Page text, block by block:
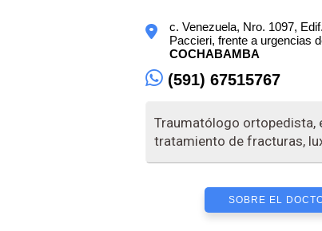
c. Venezuela, Nro. 1097,
Paccieri, frente a urgencias
COCHABAMBA
(591) 67515767
Traumatólogo ortopedista,
tratamiento de fracturas,
SOBRE EL